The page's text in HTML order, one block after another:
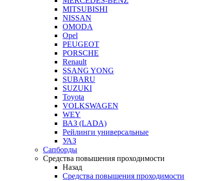
MITSUBISHI
NISSAN
OMODA
Opel
PEUGEOT
PORSCHE
Renault
SSANG YONG
SUBARU
SUZUKI
Toyota
VOLKSWAGEN
WEY
ВАЗ (LADA)
Рейлинги универсальные
УАЗ
Сапборды
Средства повышения проходимости
Назад
Средства повышения проходимости